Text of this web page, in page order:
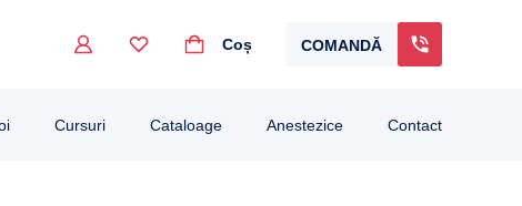
to go to the desired page. Touch device users, explore by touch or with swipe
Coș COMANDĂ
Cursuri Cataloage Anestezice Contact